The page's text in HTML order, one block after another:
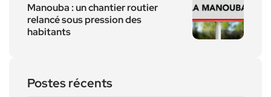
Manouba : un chantier routier
relancé sous pression des
habitants
Postes récents